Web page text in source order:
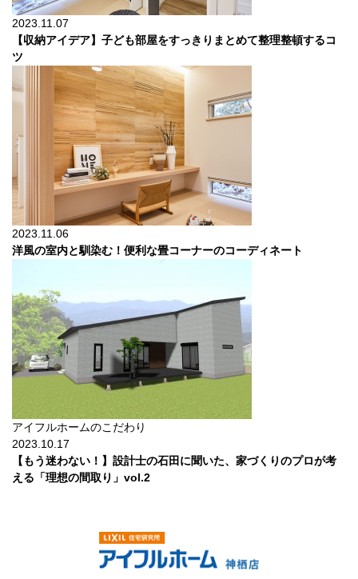
2023.11.07
【収納アイデア】子ども部屋をすっきりまとめて整理整頓するコ
ツ
2023.11.06
洋風の室内と馴染む！便利な畳コーナーのコーディネート
アイフルホームのこだわり
2023.10.17
【もう迷わない！】設計士の石田に聞いた、家づくりのプロが考
える「理想の間取り」vol.2